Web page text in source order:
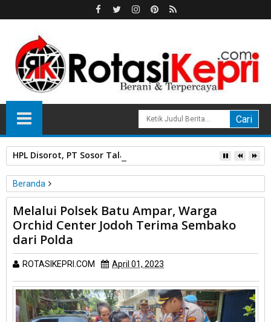
HPL Disorot, PT Sosor Tala Jaya Tolak Perluasan Kampung
Beranda
Unlabelled
Melalui Polsek Batu Ampar, Warga Orchid Center Jodoh Terima
Sembako dari Polda
Melalui Polsek Batu Ampar, Warga
Orchid Center Jodoh Terima Sembako
dari Polda
ROTASIKEPRI.COM April 01, 2023